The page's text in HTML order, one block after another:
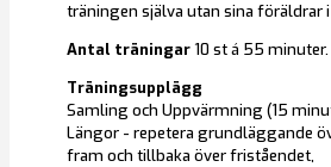
träningen själva utan sina föräldrar
Antal träningar10 st á 55 minuter.
Träningsupplägg
Samling och Uppvärmning (15
Längor - repetera grundläggande
fram och tillbaka över friståendet,